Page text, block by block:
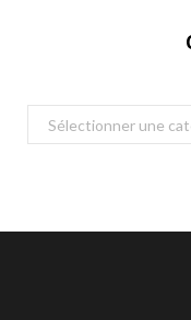
Catégories